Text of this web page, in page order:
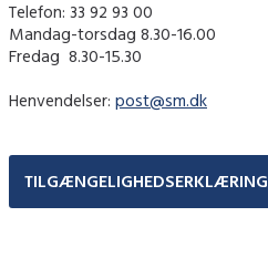
Telefon: 33 92 93 00
Mandag-torsdag 8.30-16.00
Fredag ​ 8.30-15.30
Henvendelser: post@sm.dk
TILGÆNGELIGHEDSERKLÆRING